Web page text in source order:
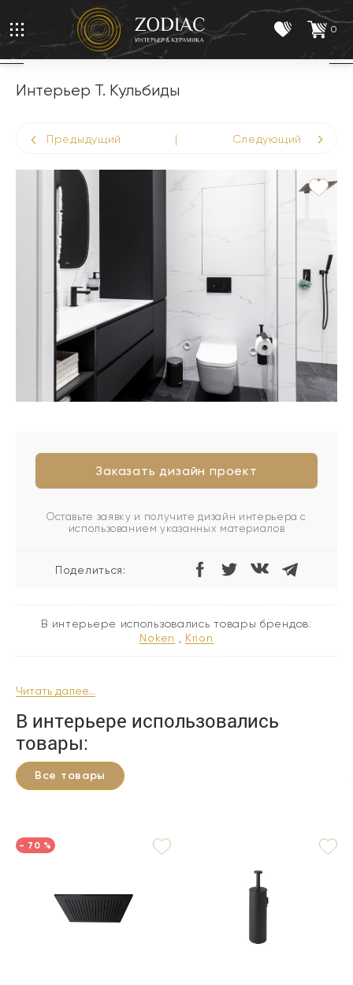
0
Интерьер Т. Кульбиды
Предыдущий | Следующий
В интерьере использовались товары брендов:
noken
krion
Читать далее...
Заказать дизайн проект
Оставьте заявку и получите дизайн интерьера с
использованием указанных материалов
Поделиться:
В интерьере использовались
товары:
Все товары
- 70 %